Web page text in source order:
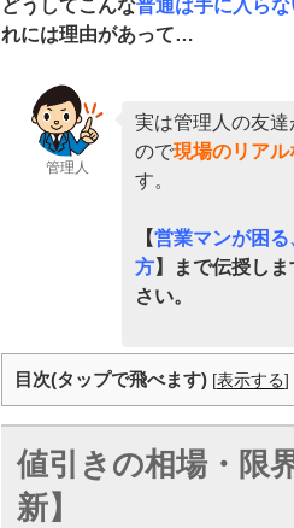
どうしてこんな普通は手に入ら
れには理由があって…
管理人
実は管理人の友達
ので現場のリアル
す。
【営業マンが困る
方】まで伝授し
さい。
目次(タップで飛べます) [表示する]
値引きの相場・限
新】